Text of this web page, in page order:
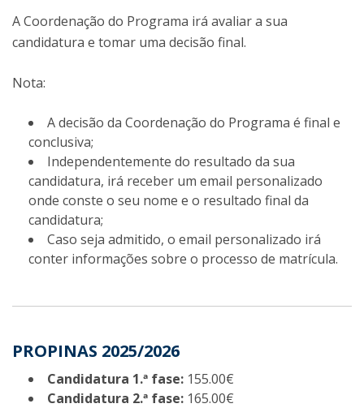
A Coordenação do Programa irá avaliar a sua
candidatura e tomar uma decisão final.
Nota:
A decisão da Coordenação do Programa é final e
conclusiva;
Independentemente do resultado da sua
candidatura, irá receber um email personalizado
onde conste o seu nome e o resultado final da
candidatura;
Caso seja admitido, o email personalizado irá
conter informações sobre o processo de matrícula.
PROPINAS 2025/2026
Candidatura 1.ª fase: 155.00€
Candidatura 2.ª fase: 165.00€